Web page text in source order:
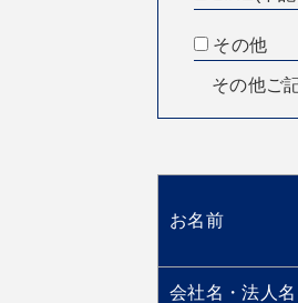
その他
その他ご
お名前
会社名・法人名